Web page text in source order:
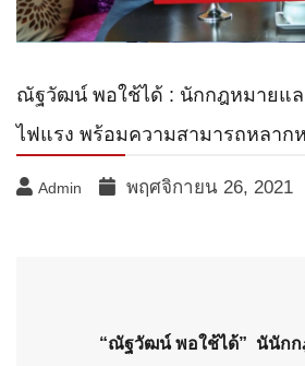
ณัฐวัฒน์ พอใช้ได้ : นักกฎหมายแ
ไฟแรง พร้อมความสามารถหลาก
Admin พฤศจิกายน 26, 2021
“ณัฐวัฒน์ พอใช้ได้” นันักก